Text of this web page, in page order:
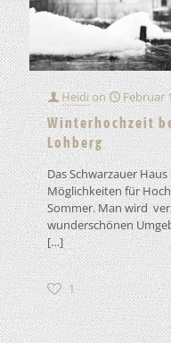
Heidi on
Februar
Winterhochzeit
Lohberg
Das Schwarzauer
Möglichkeiten für
Sommer. Man wird
wunderschönen
[…]
1